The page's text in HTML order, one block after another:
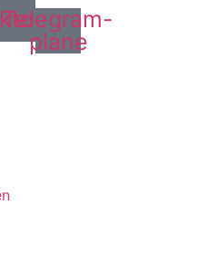
Telegram-
plane